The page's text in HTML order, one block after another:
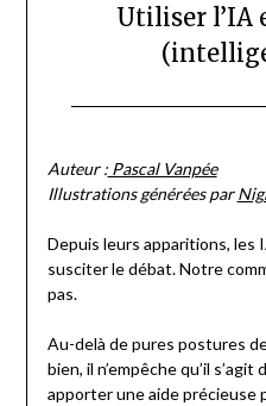
Utiliser l’IA
Auteur :Pascal Vanpée
Illustrations générées par
Depuis leurs apparitions, les
susciter le débat. Notre
pas.
Au-delà de pures postures
bien, il n’empêche qu’il
apporter une aide précieuse